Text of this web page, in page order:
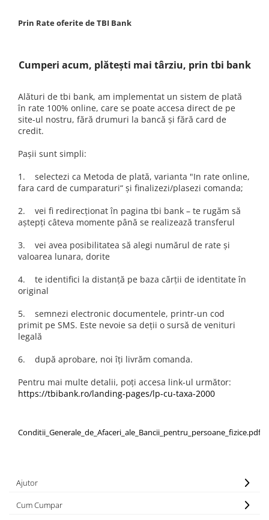
Prin Rate oferite de TBI Bank
Cumperi acum, plătești mai târziu, prin tbi bank
Alături de tbi bank, am implementat un sistem de plată
în rate 100% online, care se poate accesa direct de pe
site-ul nostru, fără drumuri la bancă și fără card de
credit.
Pașii sunt simpli:
1. selectezi ca Metoda de plată, varianta "In rate online,
fara card de cumparaturi“ și finalizezi/plasezi comanda;
2. vei fi redirecționat în pagina tbi bank – te rugăm să
aștepți câteva momente până se realizează transferul
3. vei avea posibilitatea să alegi numărul de rate și
valoarea lunara, dorite
4. te identifici la distanță pe baza cărții de identitate în
original
5. semnezi electronic documentele, printr-un cod
primit pe SMS. Este nevoie sa deții o sursă de venituri
legală
6. după aprobare, noi îți livrăm comanda.
Pentru mai multe detalii, poți accesa link-ul următor:
https://tbibank.ro/landing-pages/lp-cu-taxa-2000
Conditii_Generale_de_Afaceri_ale_Bancii_pentru_persoane_fizice.pdf
Ajutor
Cum Cumpar